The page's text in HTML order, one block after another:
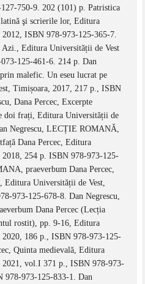
750-9. 202 (101) p. Patristica
şi scrierile lor, Editura
ISBN 978-973-125-365-7.
Editura Universității de Vest
125-461-6. 214 p. Dan
malefic. Un eseu lucrat pe
Timișoara, 2017, 217 p., ISBN
Dana Percec, Excerpte
doi frați, Editura Universității de
Negrescu, LECȚIE ROMANĂ,
Dana Percec, Editura
254 p. ISBN 978-973-125-
praeverbum Dana Percec,
Editura Universității de Vest,
973-125-678-8. Dan Negrescu,
Dana Percec (Lecția
rostit), pp. 9-16, Editura
186 p., ISBN 978-973-125-
Quinta medievală, Editura
2021, vol.I 371 p., ISBN 978-973-
973-125-833-1. Dan